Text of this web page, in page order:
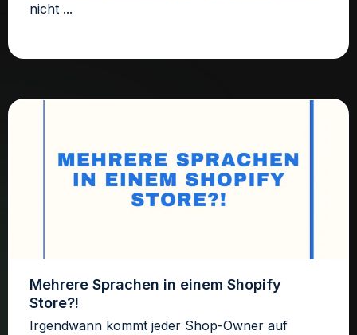
nicht ...
Mehrere Sprachen in einem Shopify
Store?!
Irgendwann kommt jeder Shop-Owner auf